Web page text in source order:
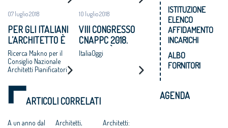
ADOTTI UN
PROGRAMMA
NAZIONALE DI
RIGENERAZIONE
URBANE,
ALTERNATIVA A
INCONTROLLATE
E AL CONSUMO DI
SUOLO”
07 luglio 2018
PER GLI ITALIANI
L’ARCHITETTO È
UNA FIGURA
CRUCIALE PER
DISEGNARE LO
SVILUPPO
ECONOMICO E
SOCIALE DEL
Ricerca Makno per il
Consiglio Nazionale
Architetti Pianificatori
Conservatori –
CNAPPC
10 luglio 2018
VIII CONGRESSO
CNAPPC 2018.
MARTEDÌ 10
ItaliaOggi
ARTICOLI CORRELATI
A un anno dal
Architetti,
Architetti:
ISTITUZIONE
ELENCO
AFFIDAMENTO
INCARICHI
ALBO
FORNITORI
AGENDA